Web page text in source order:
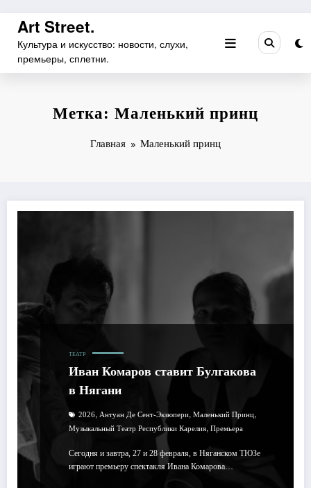
Перейти
содержимому
Art Street.
Культура и искусство: новости, слухи,
премьеры, сплетни.
Метка: Маленький принц
Главная Маленький принц
ТЕАТР
Иван Комаров ставит Булгакова
в Нягани
2026, Антуан Де Сент-Экзюпери, Маленький Принц,
Музыкальный Театр Республики Карелия, Премьера
Сегодня и завтра, 27 и 28 февраля, в Няганском ТЮЗе
играют премьеру спектакля Ивана Комарова…